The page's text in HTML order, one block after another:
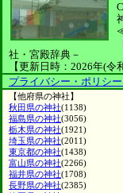
社・宮殿辞典－
【更新日時：2026年(令
プライバシー・ポリシー
【他府県の神社】
秋田県の神社(1138)
福島県の神社(3056)
栃木県の神社(1921)
埼玉県の神社(2011)
東京都の神社(1438)
富山県の神社(2266)
福井県の神社(1708)
長野県の神社(2385)